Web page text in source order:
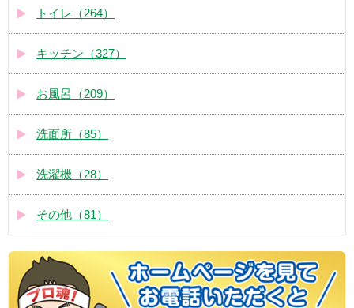
トイレ（264）
キッチン（327）
お風呂（209）
洗面所（85）
洗濯機（28）
その他（81）